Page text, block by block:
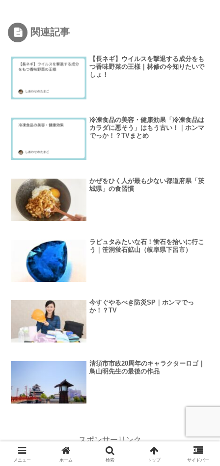
関連記事
【長ネギ】ウイルスを撃退する成分をも
つ香味野菜の王様｜林修の今知りたいで
しょ！
冷凍食品の美容・健康効果「冷凍食品は
カラダに悪そう」はもう古い！｜ホンマ
でっか！？TVまとめ
かぜをひく人が最も少ない都道府県「茨
城県」の食習慣
ラピュタみたいな石！蛍石を拾いに行こ
う｜笹洞蛍石鉱山（岐阜県下呂市）
今すぐやるべき防災SP｜ホンマでっ
か！？TV
清須市市政20周年のキャラクターロゴ｜
鳥山明先生の最後の作品
スポンサーリンク
メニュー ホーム 検索 トップ サイドバー